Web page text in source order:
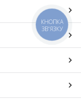
КНОПКА
ЗВ'ЯЗКУ